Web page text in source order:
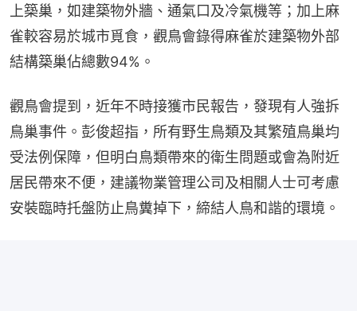
上築巢，如建築物外牆、通氣口及冷氣機等；加上麻
雀較容易於城市覓食，觀鳥會錄得麻雀於建築物外部
結構築巢佔總數94%。
觀鳥會提到，近年不時接獲市民報告，發現有人強拆
鳥巢事件。彭俊超指，所有野生鳥類及其繁殖鳥巢均
受法例保障，但明白鳥類帶來的衛生問題或會為附近
居民帶來不便，建議物業管理公司及相關人士可考慮
安裝臨時托盤防止鳥糞掉下，締結人鳥和諧的環境。